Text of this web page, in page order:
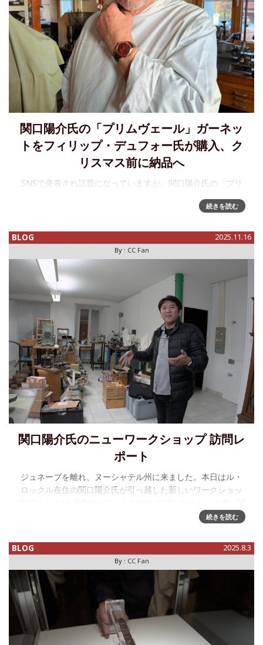
関口陽介氏の「プリムヴェール」ガーネッ
トをフィリップ・デュフォー氏が購入、ク
リスマス前に納品へ
SNSで発表され話題になっていますが、関口陽介氏の「プリ
リップ・デュフォー氏が購入しました。工房訪問の時や、更
氏から注文を受けた」と
続きを読む
BLOG 2025.11.16
By : CC Fan
関口陽介氏のニューワークショップ 訪問レ
ポート
ジュネーブを離れ、ヌーシャテル州に来ました。本日はル・
ロックル在住の関口陽介氏が引っ越した新しいワークショッ
口氏の好意によりヌーシャテル駅前でピックアップしていた
続きを読む
BLOG 2025.8.3
By : CC Fan